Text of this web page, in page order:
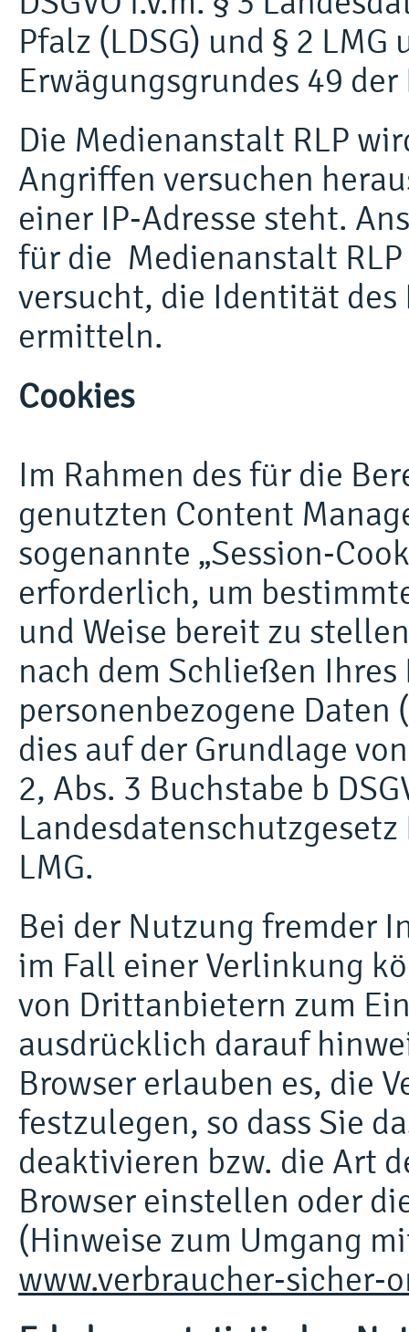
Pfalz (LDSG) und § 2
Erwägungsgrundes 49 der
Die Medienanstalt RLP
Angriffen versuchen
einer IP-Adresse steht.
für die Medienanstalt
versucht, die Identität des
ermitteln.
Cookies
Im Rahmen des für die
genutzten Content
sogenannte „Session-
erforderlich, um
und Weise bereit zu
nach dem Schließen
personenbezogene
dies auf der Grundlage
2, Abs. 3 Buchstabe b
LMG.
Bei der Nutzung fremder
im Fall einer Verlinkung
von Drittanbietern zum
ausdrücklich darauf
Browser erlauben es, die
festzulegen, so dass Sie
deaktivieren bzw. die Art
Browser einstellen oder
(Hinweise zum Umgang
www.verbraucher-sicher-